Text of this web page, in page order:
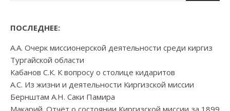
ПОСЛЕДНЕЕ:
А.А. Очерк миссионерской деятельности среди киргиз
Тургайской области
Кабанов С.К. К вопросу о столице кидаритов
А.С. Из жизни и деятельности Киргизской миссии
Бернштам А.Н. Саки Памира
Макарий. Отчёт о состоянии Киргизской миссии за 1899